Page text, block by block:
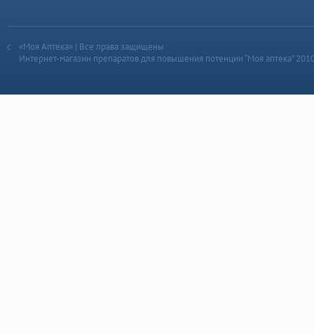
«Моя Аптека» | Все права защищены
Интернет-магазин препаратов для повышения потенции “Моя аптека”